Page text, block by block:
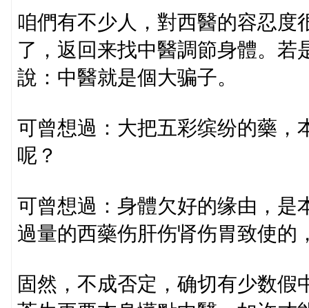
咱們有不少人，對西醫的容忍度
了，返回来找中醫調節身體。若
說：中醫就是個大骗子。
可曾想過：大把五彩缤纷的藥，
呢？
可曾想過：身體欠好的缘由，是
過量的西藥伤肝伤肾伤胃致使的
固然，不成否定，确切有少数